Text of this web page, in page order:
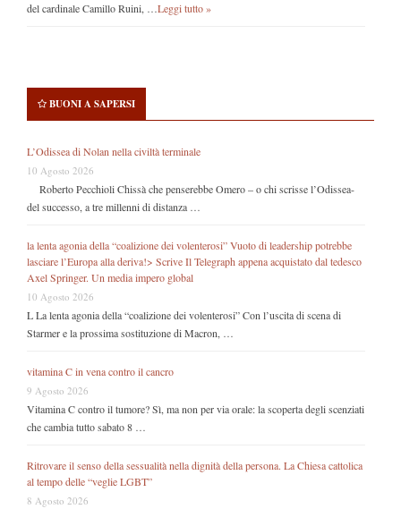
del cardinale Camillo Ruini, …Leggi tutto »
BUONI A SAPERSI
L’Odissea di Nolan nella civiltà terminale
10 Agosto 2026
Roberto Pecchioli Chissà che penserebbe Omero – o chi scrisse l’Odissea-
del successo, a tre millenni di distanza …
la lenta agonia della “coalizione dei volenterosi” Vuoto di leadership potrebbe
lasciare l’Europa alla deriva!> Scrive Il Telegraph appena acquistato dal tedesco
Axel Springer. Un media impero global
10 Agosto 2026
L La lenta agonia della “coalizione dei volenterosi” Con l’uscita di scena di
Starmer e la prossima sostituzione di Macron, …
vitamina C in vena contro il cancro
9 Agosto 2026
Vitamina C contro il tumore? Sì, ma non per via orale: la scoperta degli scenziati
che cambia tutto sabato 8 …
Ritrovare il senso della sessualità nella dignità della persona. La Chiesa cattolica
al tempo delle “veglie LGBT”
8 Agosto 2026